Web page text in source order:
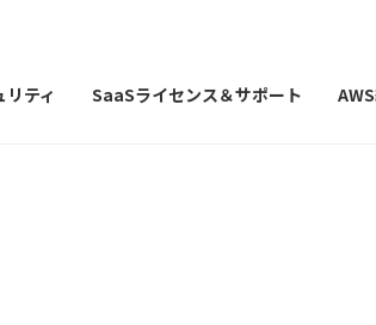
ティ SaaSライセンス＆サポート